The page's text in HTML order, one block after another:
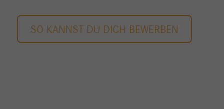
SO KANNST DU DICH BEWERBEN